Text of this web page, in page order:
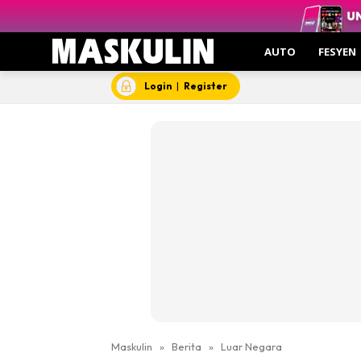
AUTO FESYEN
Login | Register
Maskulin » Berita » Luar Negara